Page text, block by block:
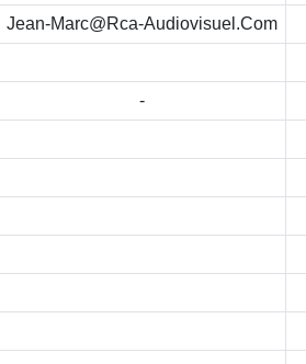
Jean-Marc@rca-Audiovisuel.com
-